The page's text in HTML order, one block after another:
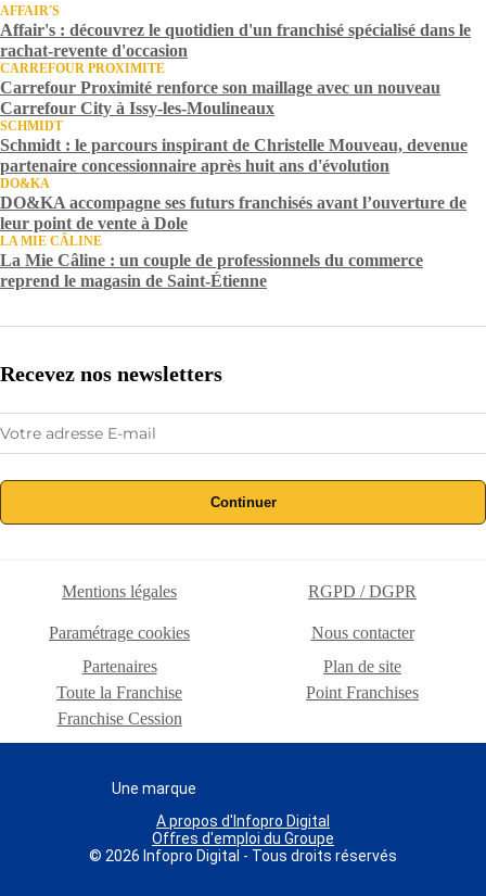
AFFAIR'S
Affair's : découvrez le quotidien d'un franchisé spécialisé dans le
rachat-revente d'occasion
CARREFOUR PROXIMITE
Carrefour Proximité renforce son maillage avec un nouveau
Carrefour City à Issy-les-Moulineaux
SCHMIDT
Schmidt : le parcours inspirant de Christelle Mouveau, devenue
partenaire concessionnaire après huit ans d'évolution
DO&KA
DO&KA accompagne ses futurs franchisés avant l’ouverture de
leur point de vente à Dole
LA MIE CÂLINE
La Mie Câline : un couple de professionnels du commerce
reprend le magasin de Saint-Étienne
Recevez nos newsletters
Continuer
Mentions légales RGPD / DGPR
Paramétrage cookies
Nous contacter
Partenaires
Plan de site
Toute la Franchise
Point Franchises
Franchise Cession
Une marque
A propos d'Infopro Digital
Offres d'emploi du Groupe
© 2026 Infopro Digital - Tous droits réservés